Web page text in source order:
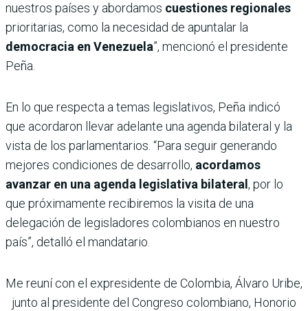
nuestros países y abordamos cuestiones regionales
prioritarias, como la necesidad de apuntalar la
democracia en Venezuela”, mencionó el presidente
Peña.
En lo que respecta a temas legislativos, Peña indicó
que acordaron llevar adelante una agenda bilateral y la
vista de los parlamentarios. “Para seguir generando
mejores condiciones de desarrollo, acordamos
avanzar en una agenda legislativa bilateral , por lo
que próximamente recibiremos la visita de una
delegación de legisladores colombianos en nuestro
país”, detalló el mandatario.
Me reuní con el expresidente de Colombia, Álvaro Uribe,
junto al presidente del Congreso colombiano, Honorio